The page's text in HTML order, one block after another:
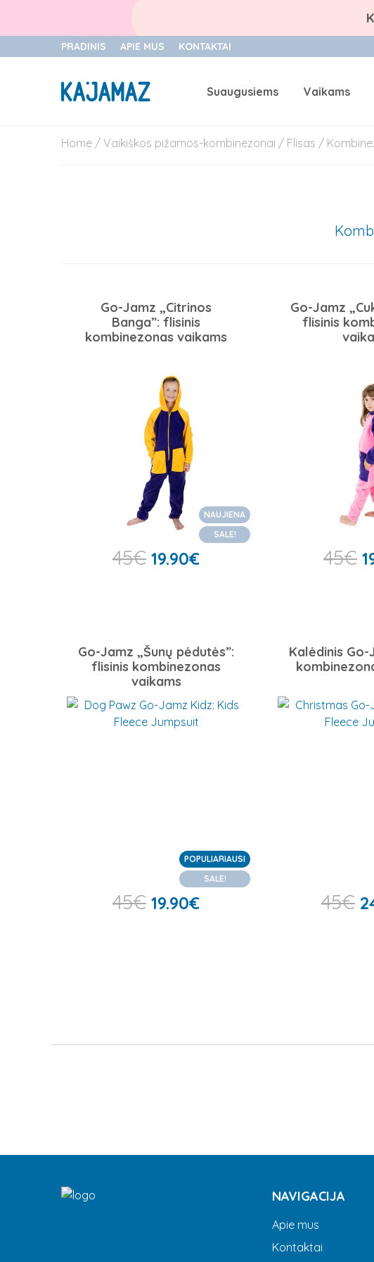
PRADINIS APIE MUS KONTAKTAI
Suaugusiems Vaikams
Home / Vaikiškos pižamos-kombinezonai / Flisas /
Go-Jamz „Citrinos
Banga”: flisinis
kombinezonas vaikams
NAUJIENA
SALE!
45€ 19.90€
Go-Jamz
flisinis
45€
Go-Jamz „Šunų pėdutės”:
flisinis kombinezonas
vaikams
POPULIARIAUSI
SALE!
45€ 19.90€
Kalėdinis Go-
45€
NAVIGACIJA
Apie mus
Kontaktai